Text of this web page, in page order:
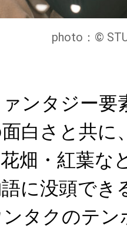
photo：©
ンタジー要
白さと共に
畑・紅葉な
に没頭でき
ンタクのテ